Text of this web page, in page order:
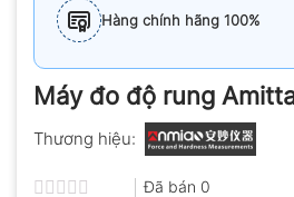
Hàng chính hãng 100%
Máy đo độ rung
Thương hiệu:
Đã bán 0